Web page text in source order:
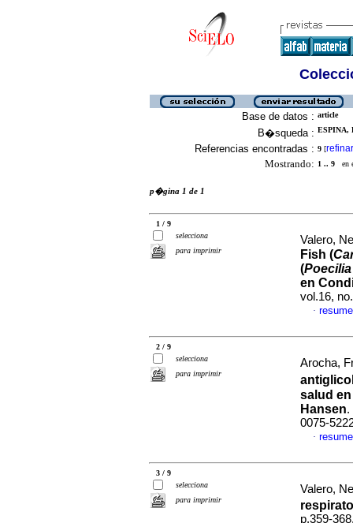
Base de datos : article
B�squeda : ESPINA,
Referencias encontradas : 9 [refinar
Mostrando: 1 .. 9 en
p�gina 1 de 1
1 / 9
selecciona
para imprimir
Valero,
Fish (
(
en
vol.16,
·
2 / 9
selecciona
para imprimir
Arocha,
salud
Hansen.
0075-
·
3 / 9
selecciona
para imprimir
Valero,
p.359-